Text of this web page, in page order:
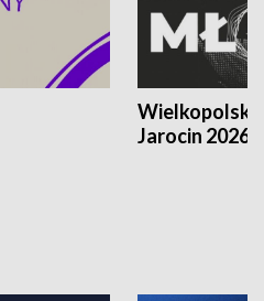
Jarocin 2026